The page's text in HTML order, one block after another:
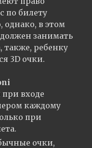
по билету
в этом
занимать
также, ребенку
3D очки.
входе
каждому
при
очки,